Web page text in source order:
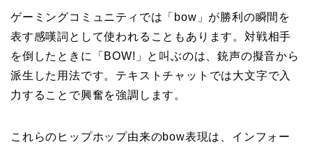
ゲーミングコミュニティでは「bow」が勝利の瞬間を
表す感嘆詞として使われることもあります。対戦相手
を倒したときに「BOW!」と叫ぶのは、銃声の擬音から
派生した用法です。テキストチャットでは大文字で入
力することで興奮を強調します。
これらのヒップホップ由来のbow表現は、インフォー